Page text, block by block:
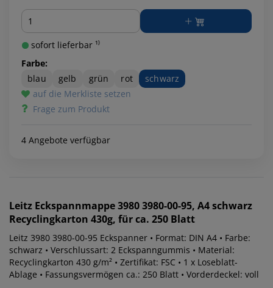
Menge
sofort lieferbar ¹⁾
Farbe:
blau
gelb grün rot
schwarz
auf die Merkliste setzen
Frage zum Produkt
4 Angebote verfügbar
Leitz Eckspannmappe 3980 3980-00-95, A4 schwarz
Recyclingkarton 430g, für ca. 250 Blatt
Leitz 3980 3980-00-95 Eckspanner • Format: DIN A4 • Farbe:
schwarz • Verschlussart: 2 Eckspanngummis • Material:
Recyclingkarton 430 g/m² • Zertifikat: FSC • 1 x Loseblatt-
Ablage • Fassungsvermögen ca.: 250 Blatt • Vorderdeckel: voll